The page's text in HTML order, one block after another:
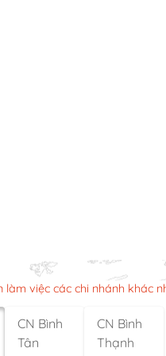
làm việc các chi nhánh khác
CN Bình
Tân
CN Bình
Thạnh